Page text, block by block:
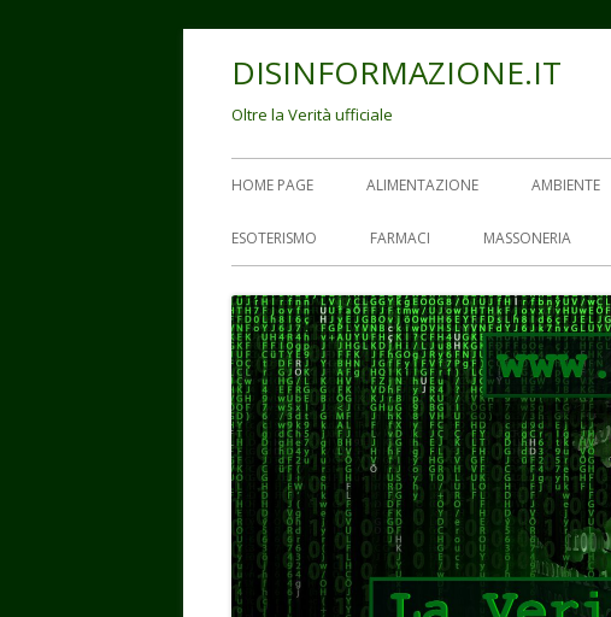
DISINFORMAZIONE.IT
Oltre la Verità ufficiale
Menu
principale
HOME PAGE ALIMENTAZIONE AMBIENTE
ESOTERISMO FARMACI MASSONERIA